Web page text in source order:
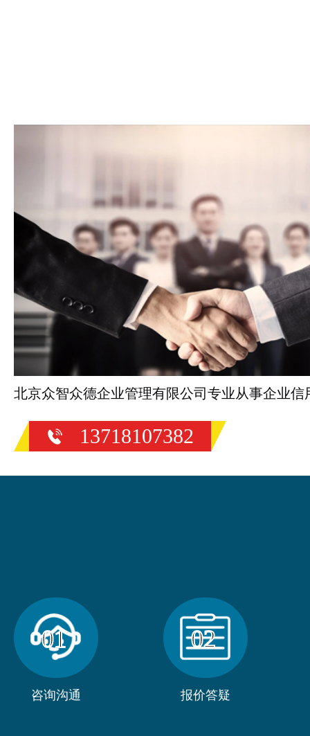
北京众智众德企业管理有限公司专业从事企业
13718107382
01
咨询沟通
02
报价答疑